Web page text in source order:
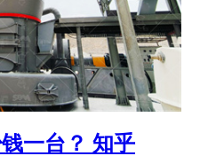
一台？ 知乎